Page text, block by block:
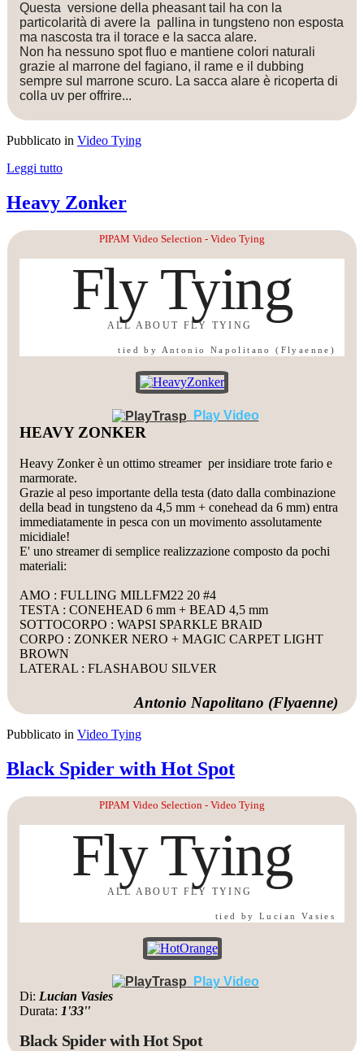
Questa versione della pheasant tail ha con la
particolarità di avere la pallina in tungsteno non esposta
ma nascosta tra il torace e la sacca alare.
Non ha nessuno spot fluo e mantiene colori naturali
grazie al marrone del fagiano, il rame e il dubbing
sempre sul marrone scuro. La sacca alare è ricoperta di
colla uv per offrire...
Pubblicato in Video Tying
Leggi tutto
Heavy Zonker
PIPAM Video Selection - Video Tying
Fly Tying
ALL ABOUT FLY TYING
tied by Antonio Napolitano (Flyaenne)
Play Video
HEAVY ZONKER
Heavy Zonker è un ottimo streamer per insidiare trote fario e
marmorate.
Grazie al peso importante della testa (dato dalla combinazione
della bead in tungsteno da 4,5 mm + conehead da 6 mm) entra
immediatamente in pesca con un movimento assolutamente
micidiale!
E' uno streamer di semplice realizzazione composto da pochi
materiali:
AMO : FULLING MILLFM22 20 #4
TESTA : CONEHEAD 6 mm + BEAD 4,5 mm
SOTTOCORPO : WAPSI SPARKLE BRAID
CORPO : ZONKER NERO + MAGIC CARPET LIGHT
BROWN
LATERAL : FLASHABOU SILVER
Antonio Napolitano (Flyaenne)
Pubblicato in Video Tying
Black Spider with Hot Spot
PIPAM Video Selection - Video Tying
Fly Tying
ALL ABOUT FLY TYING
tied by Lucian Vasies
Play Video
Di: Lucian Vasies
Durata: 1'33''
Black Spider with Hot Spot